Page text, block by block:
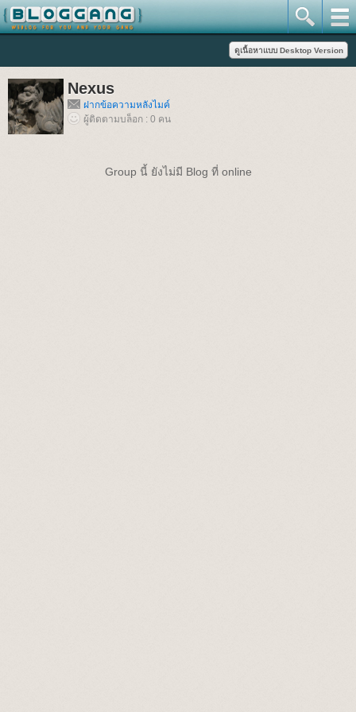
Nexus
ฝากข้อความหลังไมค์
ผู้ติดตามบล็อก : 0 คน
Group นี้ ยังไม่มี Blog ที่ online